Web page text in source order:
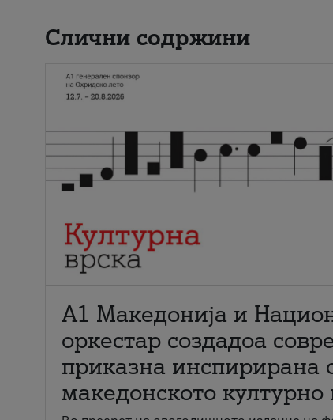
Слични содржини
А1 Македонија и
оркестар создадоа
приказна инспирирана
македонското културно